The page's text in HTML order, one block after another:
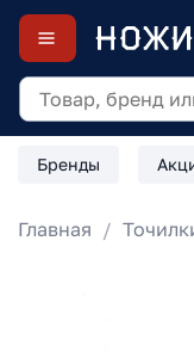
Бренды
Главная